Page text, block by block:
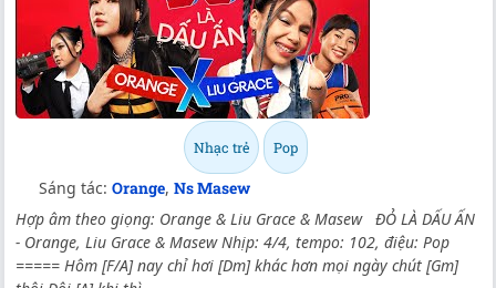
Nhạc trẻ Pop
Sáng tác: Orange, Ns Masew
Hợp âm theo giọng: Orange & Liu Grace & Masew ĐỎ LÀ DẤU ẤN
- Orange, Liu Grace & Masew Nhịp: 4/4, tempo: 102, điệu: Pop
===== Hôm [F/A] nay chỉ hơi [Dm] khác hơn mọi ngày chút [Gm]